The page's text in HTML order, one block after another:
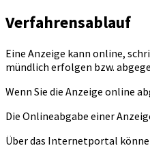
Verfahrensablauf
Eine Anzeige kann online,
mündlich erfolgen bzw.
Wenn Sie die Anzeige online
Die Onlineabgabe einer
Über das Internetportal